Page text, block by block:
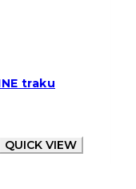
traku
QUICK VIEW